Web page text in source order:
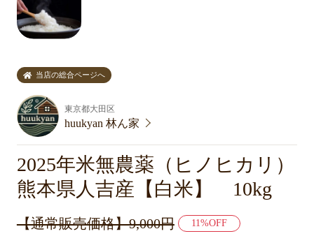
当店の総合ページへ
東京都大田区
huukyan 林ん家
2025年米無農薬（ヒノヒカリ）
熊本県人吉産【白米】 10kg
【通常販売価格】9,000円 11%OFF